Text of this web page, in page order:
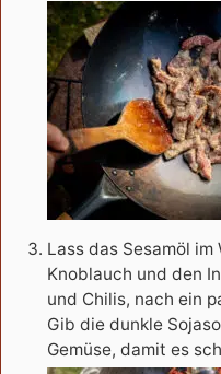
Lass das Sesamöl
Knoblauch und den
und Chilis, nach ein
Gib die dunkle
Gemüse, damit es